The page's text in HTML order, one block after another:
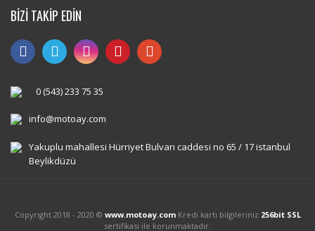
BİZİ TAKİP EDİN
0 (543) 233 75 35
info@motoay.com
Yakuplu mahallesi Hürriyet Bulvarı caddesi no 65 / 17 istanbul
Beylikdüzü
Copyright 2018 - 2020 © www.motoay.comKredi kartı bilgileriniz 256bit SSL
sertifikası ile korunmaktadır.